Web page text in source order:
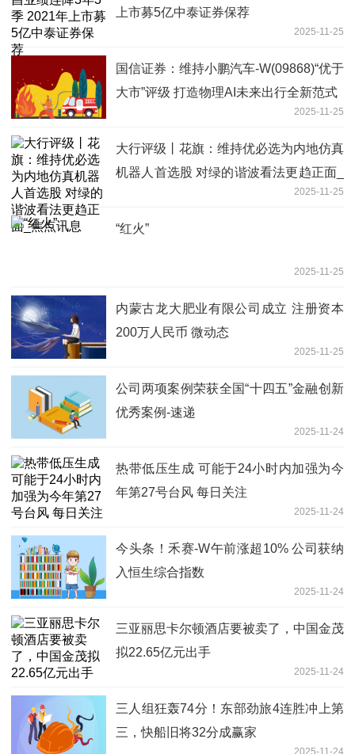
上市募5亿中泰证券保荐
2025-11-25
国信证券：维持小鹏汽车-W(09868)“优于
大市”评级 打造物理AI未来出行全新范式
2025-11-25
大行评级丨花旗：维持优必选为内地仿真
机器人首选股 对绿的谐波看法更趋正面_
2025-11-25
“红火”
2025-11-25
内蒙古龙大肥业有限公司成立 注册资本
200万人民币 微动态
2025-11-25
公司两项案例荣获全国“十四五”金融创新
优秀案例-速递
2025-11-24
热带低压生成 可能于24小时内加强为今
年第27号台风 每日关注
2025-11-24
今头条！禾赛-W午前涨超10% 公司获纳
入恒生综合指数
2025-11-24
三亚丽思卡尔顿酒店要被卖了，中国金茂
拟22.65亿元出手
2025-11-24
三人组狂轰74分！东部劲旅4连胜冲上第
三，快船旧将32分成赢家
2025-11-24